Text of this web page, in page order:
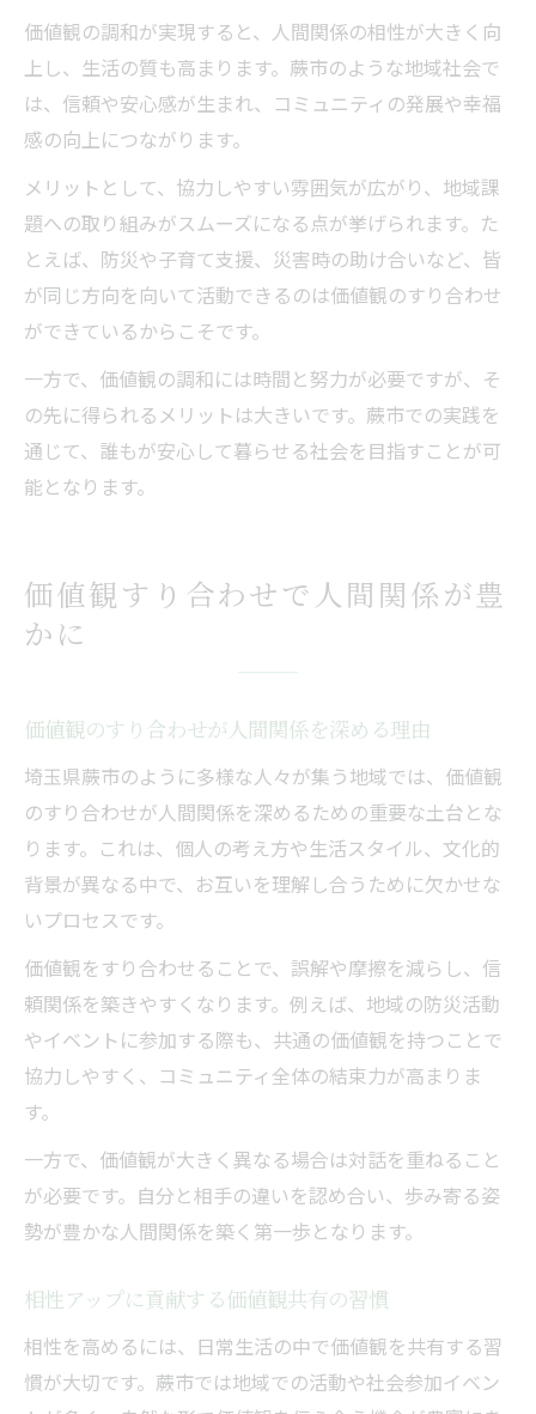
価値観の調和が実現すると、人間関係の相性が大きく向
上し、生活の質も高まります。蕨市のような地域社会で
は、信頼や安心感が生まれ、コミュニティの発展や幸福
感の向上につながります。
メリットとして、協力しやすい雰囲気が広がり、地域課
題への取り組みがスムーズになる点が挙げられます。た
とえば、防災や子育て支援、災害時の助け合いなど、皆
が同じ方向を向いて活動できるのは価値観のすり合わせ
ができているからこそです。
一方で、価値観の調和には時間と努力が必要ですが、そ
の先に得られるメリットは大きいです。蕨市での実践を
通じて、誰もが安心して暮らせる社会を目指すことが可
能となります。
価値観すり合わせで人間関係が豊
かに
価値観のすり合わせが人間関係を深める理由
埼玉県蕨市のように多様な人々が集う地域では、価値観
のすり合わせが人間関係を深めるための重要な土台とな
ります。これは、個人の考え方や生活スタイル、文化的
背景が異なる中で、お互いを理解し合うために欠かせな
いプロセスです。
価値観をすり合わせることで、誤解や摩擦を減らし、信
頼関係を築きやすくなります。例えば、地域の防災活動
やイベントに参加する際も、共通の価値観を持つことで
協力しやすく、コミュニティ全体の結束力が高まりま
す。
一方で、価値観が大きく異なる場合は対話を重ねること
が必要です。自分と相手の違いを認め合い、歩み寄る姿
勢が豊かな人間関係を築く第一歩となります。
相性アップに貢献する価値観共有の習慣
相性を高めるには、日常生活の中で価値観を共有する習
慣が大切です。蕨市では地域での活動や社会参加イベン